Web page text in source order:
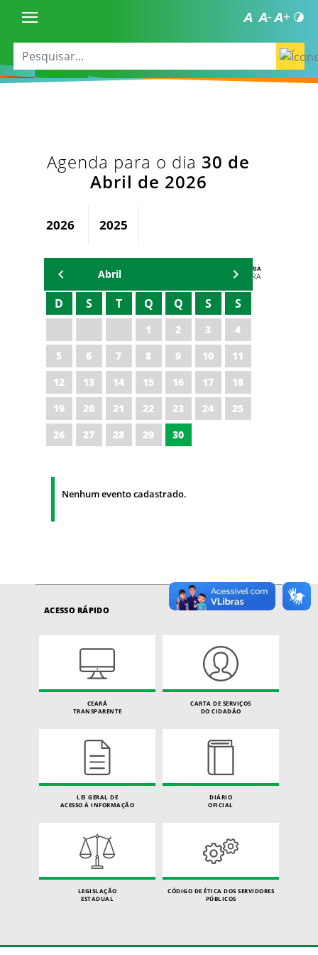
Agenda para o dia 30 de
Abril de 2026
2026 2025
AGENDA DA SECRETARIA
ZELMA MADEIRA
Abril
D S T Q Q S S
1 2 3
4
5
6 7 8 9 10
11
12
13 14 15 16 17
18
19
20 21 22 23 24
25
26
27 28 29 30
Nenhum evento cadastrado.
ACESSO RÁPIDO
CEARÁ
TRANSPARENTE
CARTA DE SERVIÇOS
DO CIDADÃO
LEI GERAL DE
ACESSO À INFORMAÇÃO
DIÁRIO
OFICIAL
LEGISLAÇÃO
ESTADUAL
CÓDIGO DE ÉTICA DOS SERVIDORES
PÚBLICOS